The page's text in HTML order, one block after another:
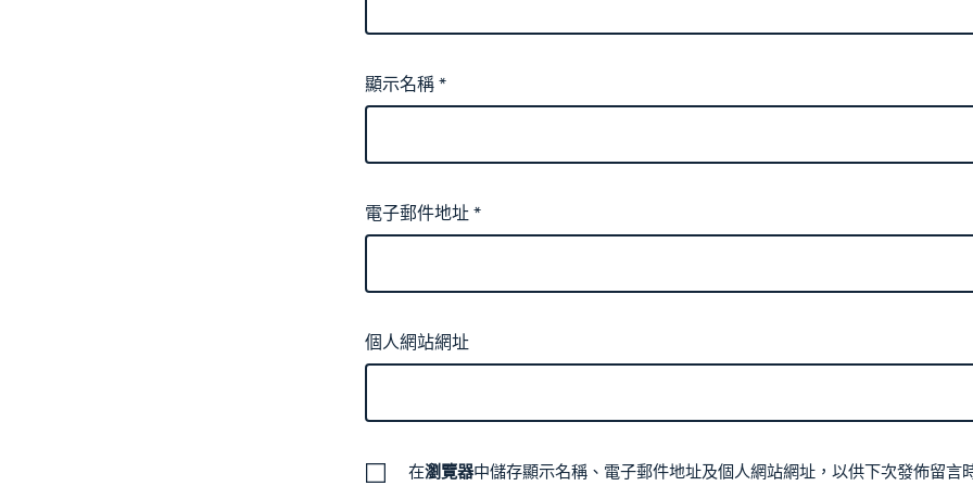
顯示名稱*
電子郵件地址*
個人網站網址
在瀏覽器中儲存顯示名稱、電子郵件地址及個人網站網址，以供下次發佈留言